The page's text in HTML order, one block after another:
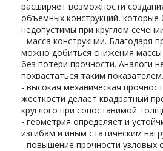
расширяет возможности
объемных конструкций, которые
недопустимы при круглом
- масса конструкции. Благодаря
можно добиться снижения массы
без потери прочности. Аналоги
похвастаться таким показателем.
- высокая механическая
жесткости делает квадратный
круглого при сопоставимой
- геометрия определяет и
изгибам и иным статическим
- повышение прочности узловых